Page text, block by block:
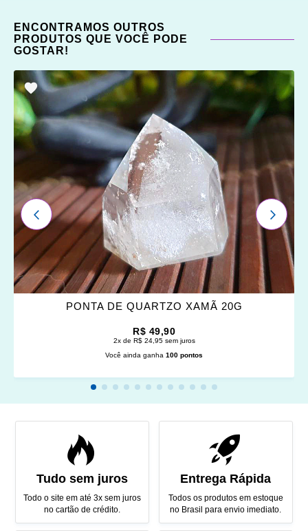
ENCONTRAMOS OUTROS
PRODUTOS QUE VOCÊ PODE
GOSTAR!
ADICIONAR
OS
PONTA DE QUARTZO XAMÃ 20G
R$ 49,90
2x de R$ 24,95 sem juros
Você ainda ganha 100 pontos
ANTERIOR
Tudo sem juros
Todo o site em até 3x sem juros
no cartão de crédito.
Entrega Rápida
Todos os produtos em estoque
no Brasil para envio imediato.